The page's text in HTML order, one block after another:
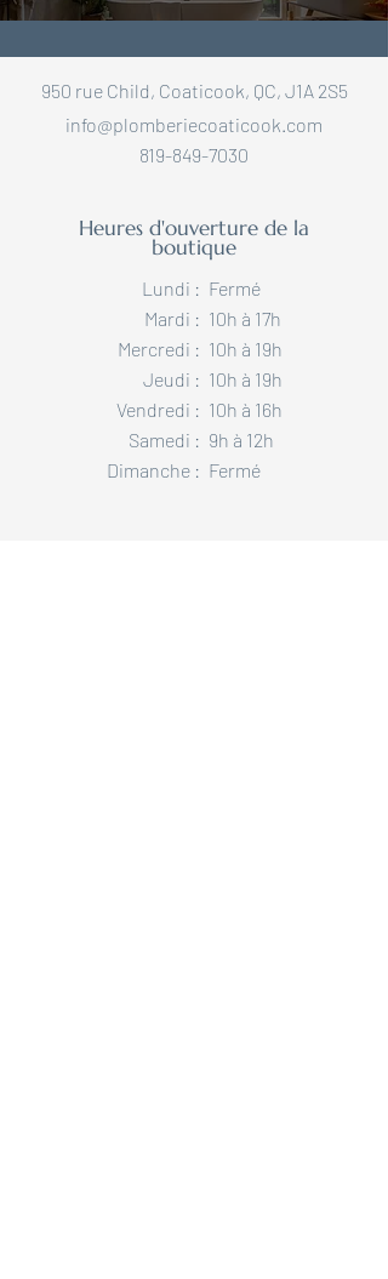
950 rue Child, Coaticook, QC, J1A 2S5
info@plomberiecoaticook.com
819-849-7030
Heures d'ouverture de la
boutique
Lundi :
Mardi :
Mercredi :
Jeudi :
Vendredi :
Samedi :
Dimanche :​
Fermé
10h à 17h
10h à 19h
10h à 19h
10h à 16h
9h à 12h
Fermé​